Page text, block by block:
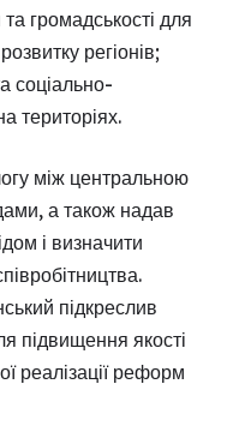
громадськості для
регіонів;
соціально-
територіях.
між центральною
а також надав
і визначити
підкреслив
підвищення якості
реалізації реформ